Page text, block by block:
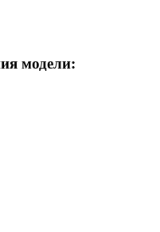
модели: